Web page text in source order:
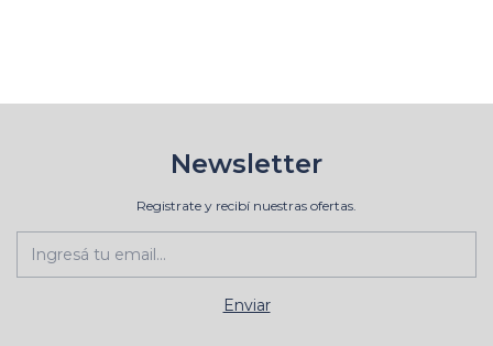
Newsletter
Registrate y recibí nuestras ofertas.